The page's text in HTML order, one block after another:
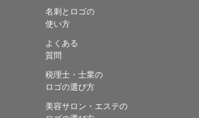
名刺とロゴの
使い方
よくある
質問
税理士・士業の
ロゴの選び方
美容サロン・エステの